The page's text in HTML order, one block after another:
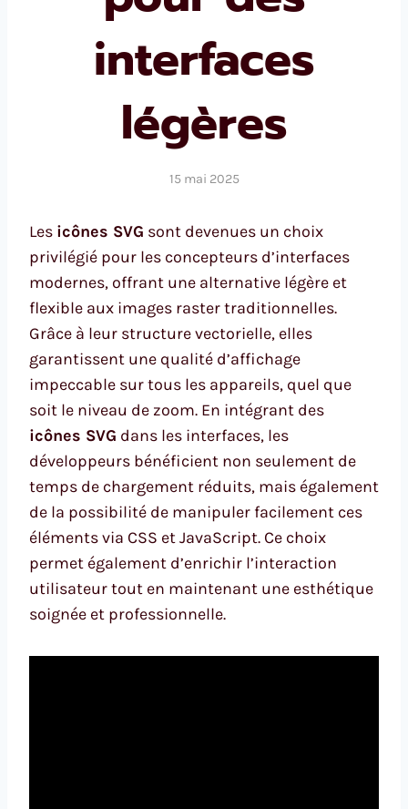
interfaces
légères
15 mai 2025
Les icônes SVG sont devenues un choix
privilégié pour les concepteurs d’interfaces
modernes, offrant une alternative légère et
flexible aux images raster traditionnelles.
Grâce à leur structure vectorielle, elles
garantissent une qualité d’affichage
impeccable sur tous les appareils, quel que
soit le niveau de zoom. En intégrant des
icônes SVG dans les interfaces, les
développeurs bénéficient non seulement de
temps de chargement réduits, mais également
de la possibilité de manipuler facilement ces
éléments via CSS et JavaScript. Ce choix
permet également d’enrichir l’interaction
utilisateur tout en maintenant une esthétique
soignée et professionnelle.